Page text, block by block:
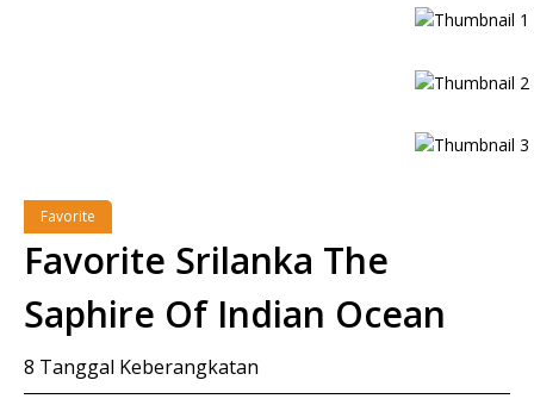
Favorite
Favorite Srilanka The
Saphire Of Indian Ocean
8 Tanggal Keberangkatan